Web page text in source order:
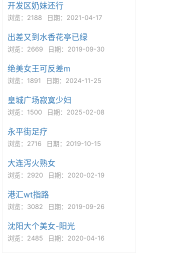
开发区奶妹还行
浏览：2188 日期：2021-04-17
出差又到水香花亭已绿
浏览：2669 日期：2019-09-30
绝美女王可反差m
浏览：1891 日期：2024-11-25
皇城广场寂寞少妇
浏览：1500 日期：2025-02-08
永平街足疗
浏览：2716 日期：2019-10-15
大连泻火熟女
浏览：2920 日期：2020-02-19
港汇wt指路
浏览：3082 日期：2019-09-26
沈阳大个美女-阳光
浏览：2485 日期：2020-04-16